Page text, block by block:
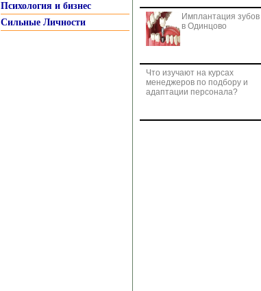
Психология и бизнес
Сильные Личности
Имплантация зубов
в Одинцово
Что изучают на курсах
менеджеров по подбору и
адаптации персонала?